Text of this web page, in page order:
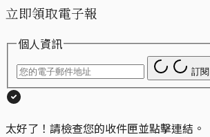
立即領取電子報
個人資訊
訂閱
太好了！請檢查您的收件匣並點擊連結。